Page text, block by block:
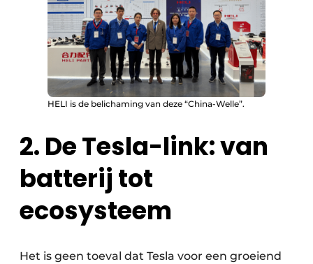
HELI is de belichaming van deze “China-Welle”.
2. De Tesla-link: van
batterij tot
ecosysteem
Het is geen toeval dat Tesla voor een groeiend